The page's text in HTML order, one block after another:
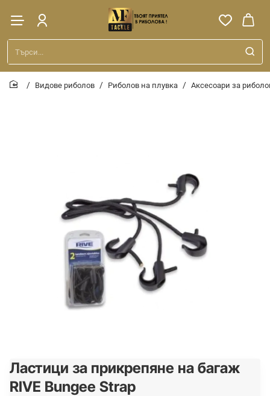
Търси...
Видове риболов Риболов на плувка Аксесоари за
Ластици за прикрепяне на багаж
RIVE Bungee Strap